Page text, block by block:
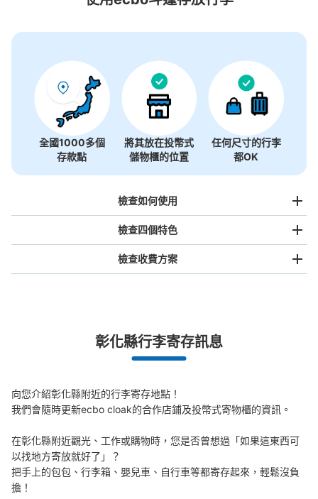
全國1000多個
存款點
將其放在投幣式
儲物櫃的位置
任何尺寸的行李
都OK
檢查如何使用
事先用手機預約
指定的日期和時間
檢查四個特色
全國有1,000家以上合作店鋪
檢查收費方案
最長邊未滿45cm的行李（小型背包、手提包、手提行李
等）
行李箱尺寸
NT$160
最長邊45cm以上的行李（行李箱、樂器、嬰兒車等）
彰化縣行李寄存訊息
向您介紹彰化縣附近的行李寄存地點！
我們會隨時更新ecbo cloak的合作店鋪及投幣式寄物櫃的資訊。
在彰化縣附近觀光、工作或購物時，您是否曾想過「如果這東西可
以找地方寄放就好了」？
把手上的包包、行李箱、嬰兒車、自行車等都寄存起來，輕鬆沒負
擔！